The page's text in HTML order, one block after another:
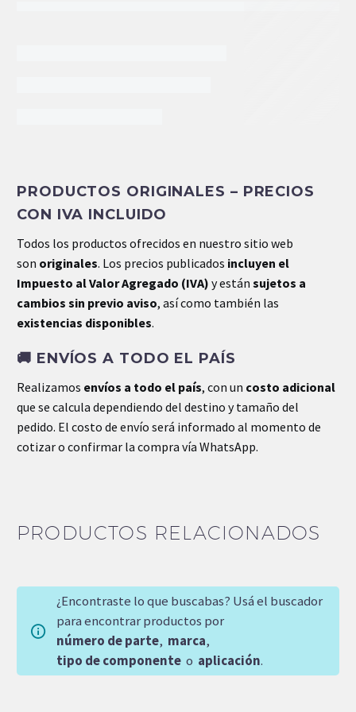
PRODUCTOS ORIGINALES – PRECIOS
CON IVA INCLUIDO
Todos los productos ofrecidos en nuestro sitio web
son originales. Los precios publicados incluyen el
Impuesto al Valor Agregado (IVA) y están sujetos a
cambios sin previo aviso, así como también las
existencias disponibles.
🚚 ENVÍOS A TODO EL PAÍS
Realizamos envíos a todo el país, con un costo adicional
que se calcula dependiendo del destino y tamaño del
pedido. El costo de envío será informado al momento de
cotizar o confirmar la compra vía WhatsApp.
PRODUCTOS RELACIONADOS
¿Encontraste lo que buscabas? Usá el buscador
para encontrar productos por
número de parte, marca,
tipo de componente o aplicación.